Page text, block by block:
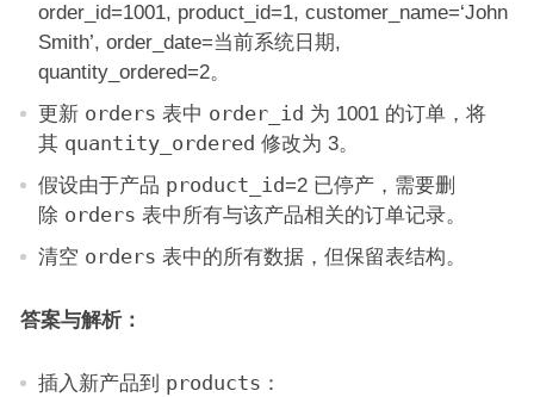
order_id=1001, product_id=1, customer_name=‘John
Smith’, order_date=当前系统日期,
quantity_ordered=2。
更新 orders 表中 order_id 为 1001 的订单，将
其 quantity_ordered 修改为 3。
假设由于产品 product_id=2 已停产，需要删
除 orders 表中所有与该产品相关的订单记录。
清空 orders 表中的所有数据，但保留表结构。
答案与解析：
插入新产品到 products ：